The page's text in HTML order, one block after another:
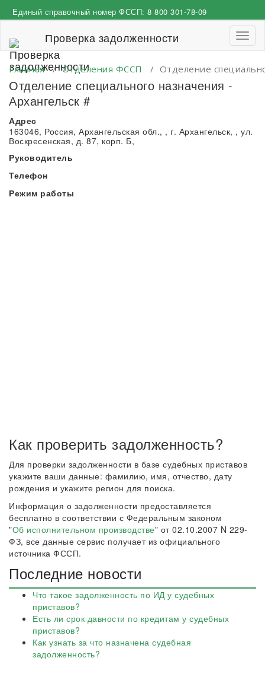
к
Единый справочный номер ФССП: 8 800 301-78-09
Проверка задолженности
Главная/Отделения ФССП / Отделение
Отделение специального назначения -
Архангельск #
Адрес
163046, Россия, Архангельская обл., , г. Архангельск, , ул.
Воскресенская, д. 87, корп. Б,
Руководитель
Телефон
Режим работы
Как проверить задолженность?
Для проверки задолженности в базе судебных приставов
укажите ваши данные: фамилию, имя, отчество, дату
рождения и укажите регион для поиска.
Информация о задолженности предоставляется
бесплатно в соответствии с Федеральным законом
"Об исполнительном производстве" от 02.10.2007 N 229-
ФЗ, все данные сервис получает из официального
источника ФССП.
Последние новости
Что такое задолженность по ИД у судебных
приставов?
Есть ли срок давности по кредитам у судебных
приставов?
Как узнать за что назначена судебная
задолженность?